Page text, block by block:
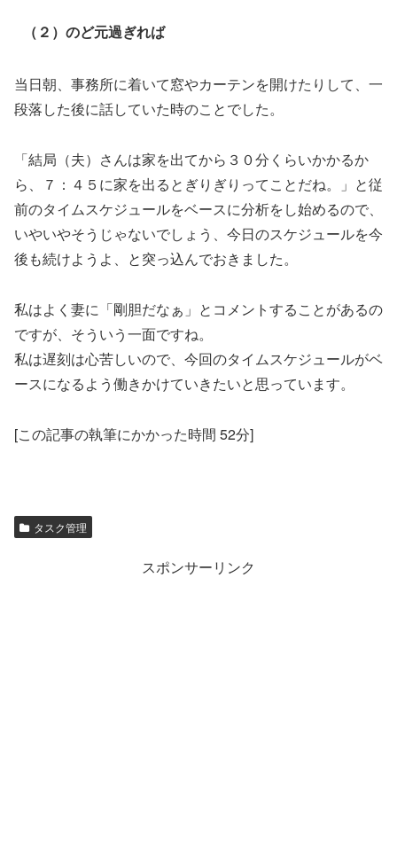
（２）のど元過ぎれば
当日朝、事務所に着いて窓やカーテンを開けたりして、一
段落した後に話していた時のことでした。
「結局（夫）さんは家を出てから３０分くらいかかるか
ら、７：４５に家を出るとぎりぎりってことだね。」と従
前のタイムスケジュールをベースに分析をし始めるので、
いやいやそうじゃないでしょう、今日のスケジュールを今
後も続けようよ、と突っ込んでおきました。
私はよく妻に「剛胆だなぁ」とコメントすることがあるの
ですが、そういう一面ですね。
私は遅刻は心苦しいので、今回のタイムスケジュールがベ
ースになるよう働きかけていきたいと思っています。
[この記事の執筆にかかった時間 52分]
タスク管理
スポンサーリンク